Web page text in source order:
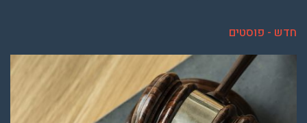
חדש - פוסטים